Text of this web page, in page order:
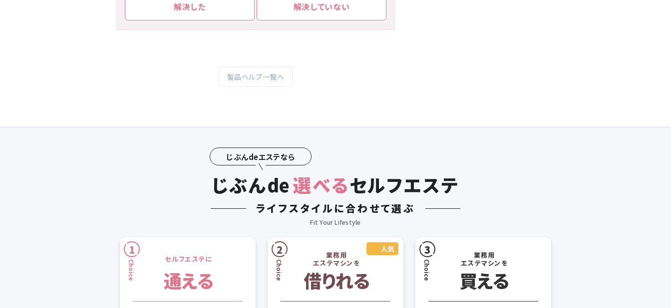
解決した 解決していない
製品ヘルプ一覧へ
じぶんdeエステなら
じぶんde選べるセルフエステ
ライフスタイルに合わせて選ぶ
セルフエステに
通える
業務用
エステマシンを
借りれる
業務用
エステマシンを
買える